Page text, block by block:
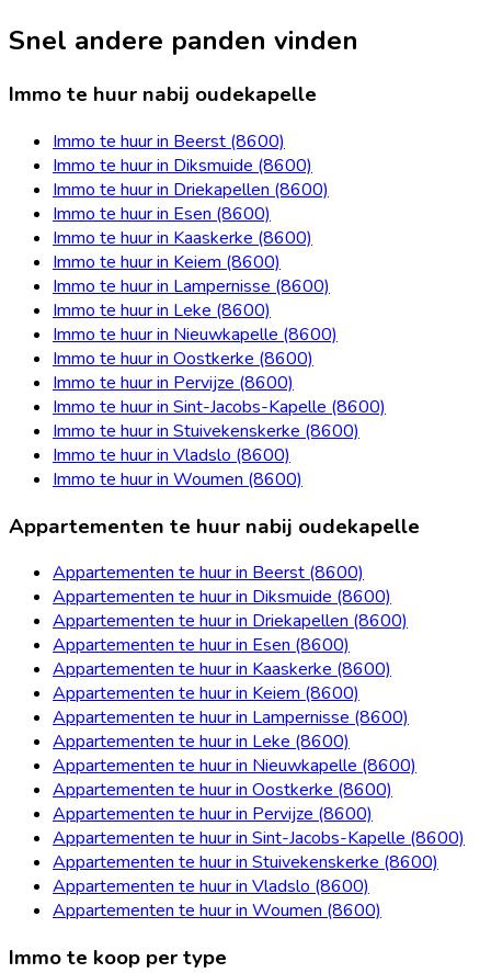
Snel andere panden vinden
Immo te huur nabij oudekapelle
Immo te huur in Beerst (8600)
Immo te huur in Diksmuide (8600)
Immo te huur in Driekapellen (8600)
Immo te huur in Esen (8600)
Immo te huur in Kaaskerke (8600)
Immo te huur in Keiem (8600)
Immo te huur in Lampernisse (8600)
Immo te huur in Leke (8600)
Immo te huur in Nieuwkapelle (8600)
Immo te huur in Oostkerke (8600)
Immo te huur in Pervijze (8600)
Immo te huur in Sint-Jacobs-Kapelle (8600)
Immo te huur in Stuivekenskerke (8600)
Immo te huur in Vladslo (8600)
Immo te huur in Woumen (8600)
Appartementen te huur nabij oudekapelle
Appartementen te huur in Beerst (8600)
Appartementen te huur in Diksmuide (8600)
Appartementen te huur in Driekapellen (8600)
Appartementen te huur in Esen (8600)
Appartementen te huur in Kaaskerke (8600)
Appartementen te huur in Keiem (8600)
Appartementen te huur in Lampernisse (8600)
Appartementen te huur in Leke (8600)
Appartementen te huur in Nieuwkapelle (8600)
Appartementen te huur in Oostkerke (8600)
Appartementen te huur in Pervijze (8600)
Appartementen te huur in Sint-Jacobs-Kapelle (8600)
Appartementen te huur in Stuivekenskerke (8600)
Appartementen te huur in Vladslo (8600)
Appartementen te huur in Woumen (8600)
Immo te koop per type